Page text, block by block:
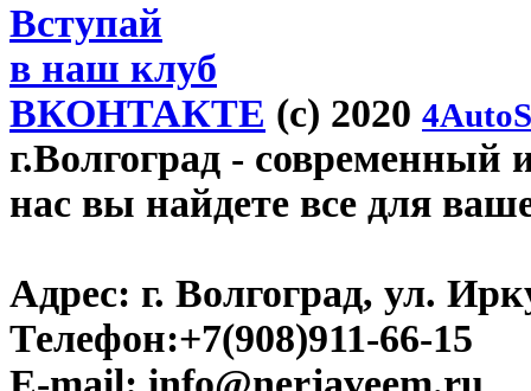
Вступай
в наш клуб
ВКОНТАКТЕ (c) 2020
г.Волгоград - современный
нас вы найдете все для
Адрес: г. Волгоград, ул.
Телефон:+7(908)911-66-15